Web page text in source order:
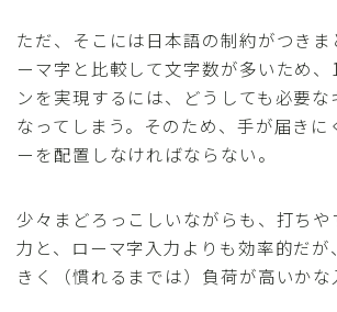
ただ、そこには日本語の制約がつきま
ーマ字と比較して文字数が多いため、
ンを実現するには、どうしても必要な
なってしまう。そのため、手が届きに
ーを配置しなければならない。
少々まどろっこしいながらも、打ちや
力と、ローマ字入力よりも効率的だが
きく（慣れるまでは）負荷が高いかな